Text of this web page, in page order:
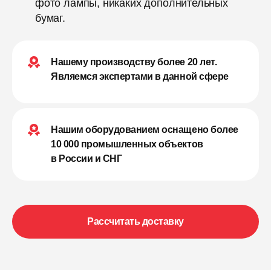
фото лампы, никаких дополнительных
бумаг.
Нашему производству более 20 лет.
Являемся экспертами в данной сфере
Нашим оборудованием оснащено более
10 000 промышленных объектов
в России и СНГ
Рассчитать доставку